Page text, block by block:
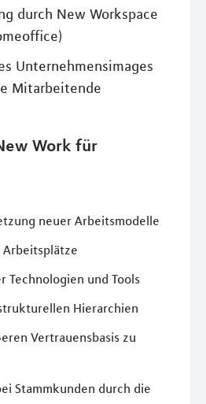
durch New Workspace
Unternehmensimages
Mitarbeitende
Work für
neuer Arbeitsmodelle
Technologien und Tools
Hierarchien
Vertrauensbasis zu
Stammkunden durch die